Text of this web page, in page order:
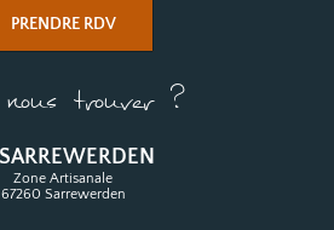
PRENDRE RDV
trouver ?
SARREWERDEN
Zone Artisanale
67260 Sarrewerden